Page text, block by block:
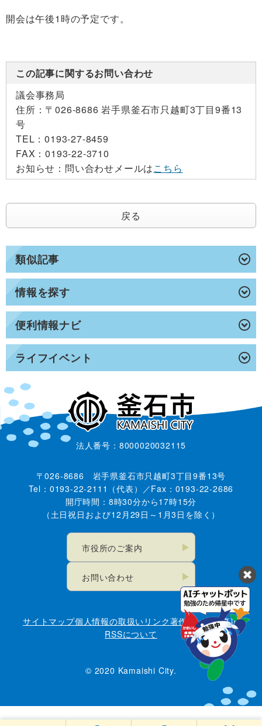
類似記事
情報を探す
便利情報ナビ
ライフイベント
開会は午後1時の予定です。
この記事に関するお問い合わせ
議会事務局
住所： 〒026-8686 岩手県釜石市只越町3丁目9番13
号
TEL：0193-27-8459
FAX：0193-22-3710
お知らせ： 問い合わせメールはこちら
戻る
法人番号：8000020032115
〒026-8686 岩手県釜石市只越町3丁目9番13号
Tel：0193-22-2111（代表）／Fax：0193-22-2686
開庁時間：8時30分から17時15分
（土日祝日および12月29日～1月3日を除く）
市役所のご案内
お問い合わせ
サイトマップ個人情報の取扱い リンク著作権・免責事項
RSSについて
© 2020 Kamaishi City.